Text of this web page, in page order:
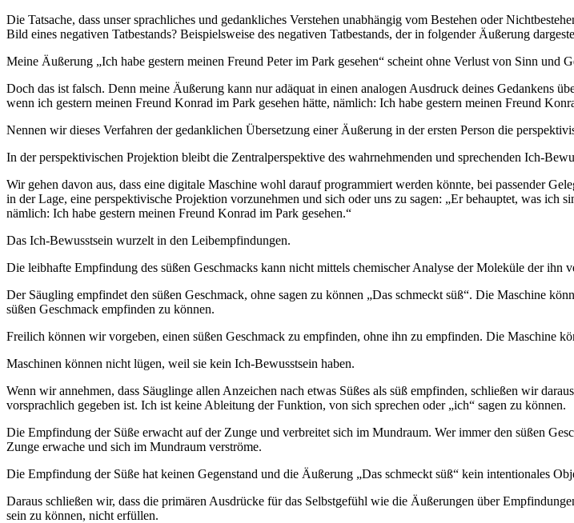
Die Tatsache, dass unser sprachliches und gedankliches Verstehen unabhängig vom Bestehen oder
Bild eines negativen Tatbestands? Beispielsweise des negativen Tatbestands, der in folgender Äußerung
Meine Äußerung „Ich habe gestern meinen Freund Peter im Park gesehen“ scheint ohne Verlust von Sinn und
Doch das ist falsch. Denn meine Äußerung kann nur adäquat in einen analogen Ausdruck deines Gedankens
wenn ich gestern meinen Freund Konrad im Park gesehen hätte, nämlich: Ich habe gestern meinen Freund
Nennen wir dieses Verfahren der gedanklichen Übersetzung einer Äußerung in der ersten Person die
In der perspektivischen Projektion bleibt die Zentralperspektive des wahrnehmenden und sprechenden Ich-
Wir gehen davon aus, dass eine digitale Maschine wohl darauf programmiert werden könnte, bei passender
in der Lage, eine perspektivische Projektion vorzunehmen und sich oder uns zu sagen: „Er behauptet, was ich
nämlich: Ich habe gestern meinen Freund Konrad im Park gesehen.“
Das Ich-Bewusstsein wurzelt in den Leibempfindungen.
Die leibhafte Empfindung des süßen Geschmacks kann nicht mittels chemischer Analyse der Moleküle der ihn
Der Säugling empfindet den süßen Geschmack, ohne sagen zu können „Das schmeckt süß“. Die Maschine
süßen Geschmack empfinden zu können.
Freilich können wir vorgeben, einen süßen Geschmack zu empfinden, ohne ihn zu empfinden. Die Maschine
Maschinen können nicht lügen, weil sie kein Ich-Bewusstsein haben.
Wenn wir annehmen, dass Säuglinge allen Anzeichen nach etwas Süßes als süß empfinden, schließen wir
vorsprachlich gegeben ist. Ich ist keine Ableitung der Funktion, von sich sprechen oder „ich“ sagen zu können.
Die Empfindung der Süße erwacht auf der Zunge und verbreitet sich im Mundraum. Wer immer den süßen
Zunge erwache und sich im Mundraum verströme.
Die Empfindung der Süße hat keinen Gegenstand und die Äußerung „Das schmeckt süß“ kein intentionales
Daraus schließen wir, dass die primären Ausdrücke für das Selbstgefühl wie die Äußerungen über
sein zu können, nicht erfüllen.